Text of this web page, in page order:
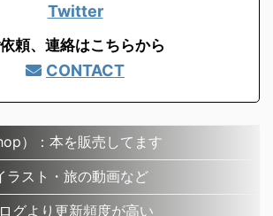
Twitter
頼、連絡はこちらから
CONTACT
）：本を販売してます
ラスト・旅の動画など
グより更新頻度が高い